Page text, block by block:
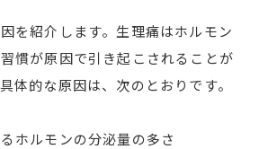
を紹介します。生理痛はホルモン
慣が原因で引き起こされることが
体的な原因は、次のとおりです。
ホルモンの分泌量の多さ